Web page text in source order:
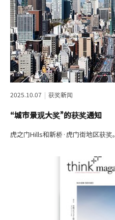
2025.10.07 获奖新闻
“城市景观大奖”的获奖通知
虎之门Hills和新桥·虎门街地区获奖。